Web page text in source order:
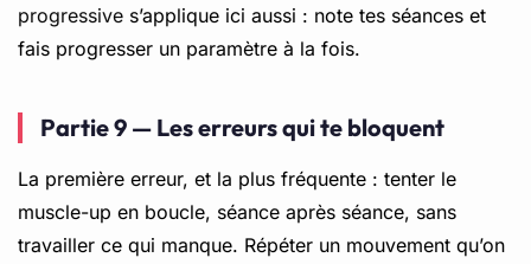
progressive s’applique ici aussi : note tes séances et
fais progresser un paramètre à la fois.
Partie 9 — Les erreurs qui te bloquent
La première erreur, et la plus fréquente : tenter le
muscle-up en boucle, séance après séance, sans
travailler ce qui manque. Répéter un mouvement qu’on